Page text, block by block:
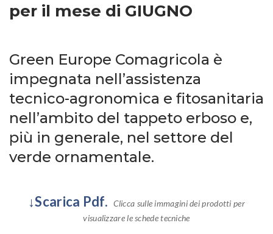
per il mese di GIUGNO
Green Europe Comagricola è
impegnata nell’assistenza
tecnico-agronomica e fitosanitaria
nell’ambito del tappeto erboso e,
più in generale, nel settore del
verde ornamentale.
↓Scarica Pdf. Clicca sulle immagini dei prodotti per
visualizzare le schede tecniche